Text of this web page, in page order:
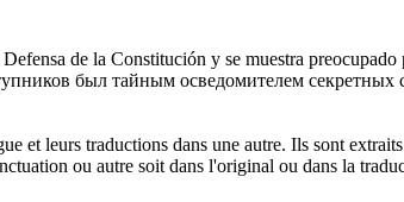
de la Constitución y se muestra preocupado
был тайным осведомителем
et leurs traductions dans une autre. Ils sont
ou autre soit dans l'original ou dans la